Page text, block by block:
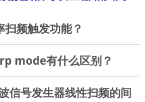
频触发功能？
mode有什么区别？
信号发生器线性扫频的间